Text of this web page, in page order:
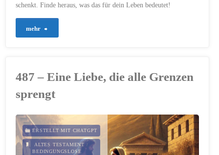
schenkt. Finde heraus, was das für dein Leben bedeutet!
mehr
die
Stolzen"
487 – Eine Liebe, die alle Grenzen
sprengt
ERSTELLT MIT CHATGPT
ALTES TESTAMENT /
BEDINGUNGSLOSE